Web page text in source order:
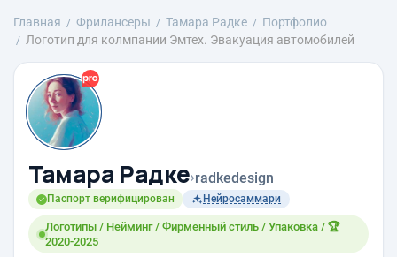
Главная Фрилансеры Тамара Радке
Портфолио
Логотип для колмпании Эмтех. Эвакуация автомобилей
Тамара Радке›radkedesign
Паспорт верифицирован Нейросаммари
Логотипы / Нейминг / Фирменный стиль / Упаковка / 🏆
2020-2025